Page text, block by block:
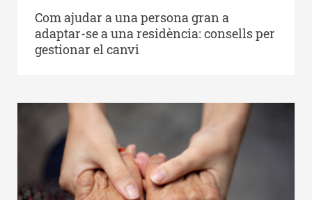
Com ajudar a una persona gran a
adaptar-se a una residència: consells per
gestionar el canvi